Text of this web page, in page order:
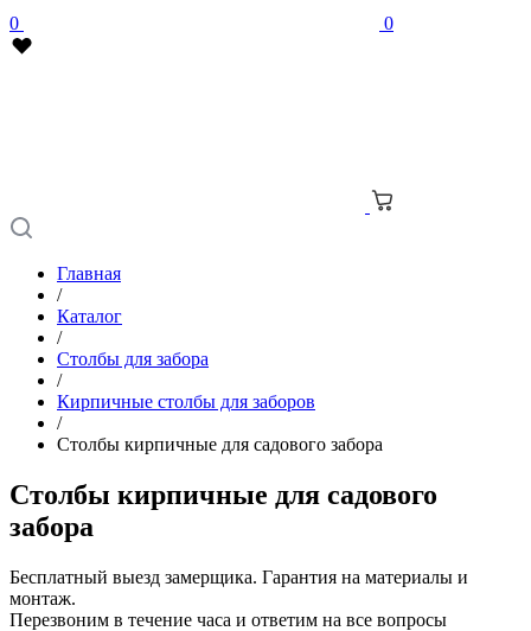
0 0
Главная
/
Каталог
/
Столбы для забора
/
Кирпичные столбы для заборов
/
Столбы кирпичные для садового забора
Столбы кирпичные для садового
забора
Бесплатный выезд замерщика. Гарантия на материалы и
монтаж.
Перезвоним в течение часа и ответим на все вопросы